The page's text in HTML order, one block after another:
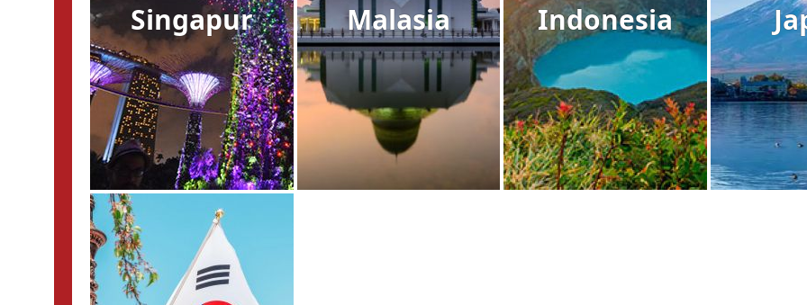
Singapur Malasia Indonesia